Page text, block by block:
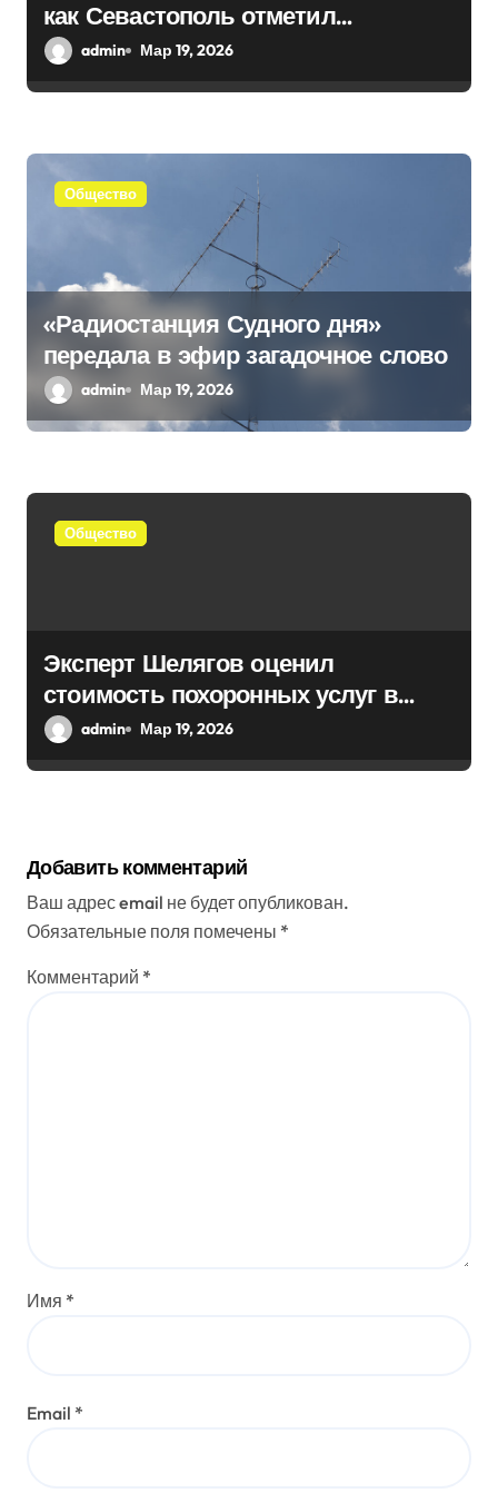
и
с
я
как Севастополь отметил
воссоединение с Россией
admin Мар 19, 2026
Общество
«Радиостанция Судного дня»
передала в эфир загадочное слово
admin Мар 19, 2026
Общество
Эксперт Шелягов оценил
стоимость похоронных услуг в
России
admin Мар 19, 2026
Добавить комментарий
Ваш адрес email не будет опубликован.
Обязательные поля помечены *
Комментарий *
Имя *
Email *